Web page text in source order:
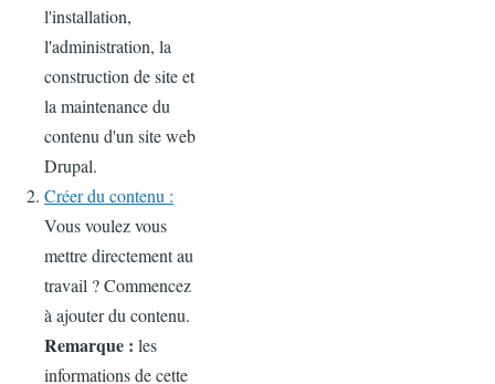
l'installation,
l'administration, la
construction de site et
la maintenance du
contenu d'un site web
Drupal.
Créer du contenu :
Vous voulez vous
mettre directement au
travail ? Commencez
à ajouter du contenu.
Remarque : les
informations de cette